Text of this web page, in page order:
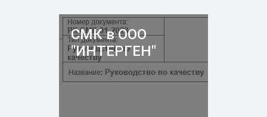
СМК в ООО
"ИНТЕРГЕН"